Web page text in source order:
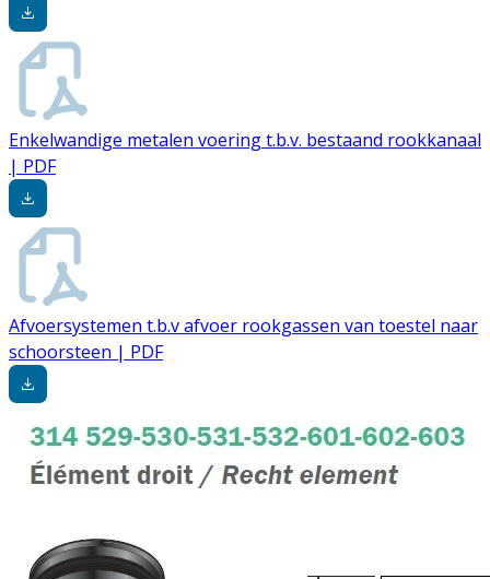
Enkelwandige metalen voering t.b.v. bestaand rookkanaal
| PDF
Afvoersystemen t.b.v afvoer rookgassen van toestel naar
schoorsteen | PDF